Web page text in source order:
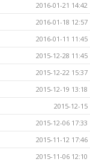
2016-01-21 14:42
2016-01-18 12:57
2016-01-11 11:45
2015-12-28 11:45
2015-12-22 15:37
2015-12-19 13:18
2015-12-15
2015-12-06 17:33
2015-11-12 17:46
2015-11-06 12:10